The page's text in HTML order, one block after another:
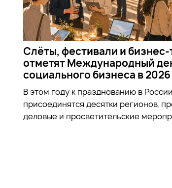
Слёты, фестивали и бизнес-
отметят Международный
социального бизнеса в
В этом году к празднованию в
присоединятся десятки регионов,
деловые и просветительские